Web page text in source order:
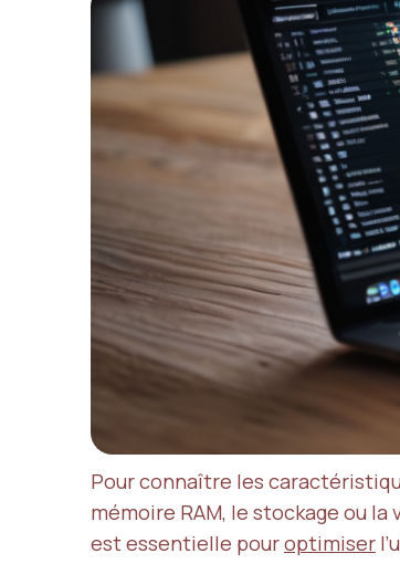
Pour connaître les
mémoire RAM, le stockage ou
est essentielle pouroptimiser